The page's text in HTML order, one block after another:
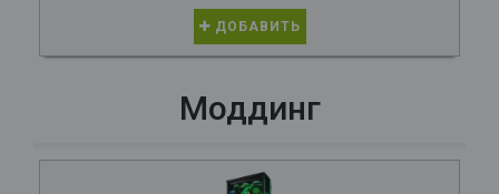
ДОБАВИТЬ
Моддинг